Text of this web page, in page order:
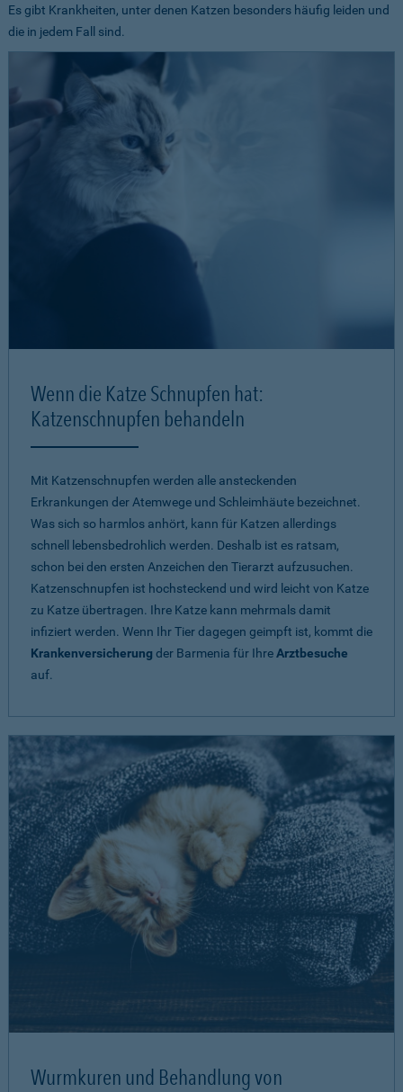
Es gibt Krankheiten, unter denen Katzen besonders häufig leiden und
die in jedem Fall sind.
Wenn die Katze Schnupfen hat:
Katzenschnupfen behandeln
Mit Katzenschnupfen werden alle ansteckenden
Erkrankungen der Atemwege und Schleimhäute bezeichnet.
Was sich so harmlos anhört, kann für Katzen allerdings
schnell lebensbedrohlich werden. Deshalb ist es ratsam,
schon bei den ersten Anzeichen den Tierarzt aufzusuchen.
Katzenschnupfen ist hochsteckend und wird leicht von Katze
zu Katze übertragen. Ihre Katze kann mehrmals damit
infiziert werden. Wenn Ihr Tier dagegen geimpft ist, kommt die
Krankenversicherung der Barmenia für IhreArztbesuche
auf.
Wurmkuren und Behandlung von